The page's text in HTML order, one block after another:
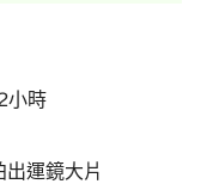
小時
運鏡大片